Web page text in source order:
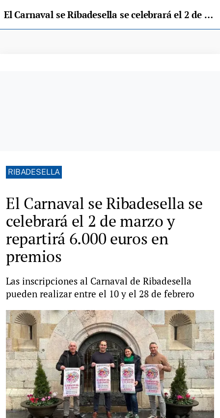
El Carnaval se Ribadesella se celebrará el 2 de marzo y repartirá 6.000 euros en premios
RIBADESELLA
El Carnaval se Ribadesella se
celebrará el 2 de marzo y
repartirá 6.000 euros en
premios
Las inscripciones al Carnaval de Ribadesella
pueden realizar entre el 10 y el 28 de febrero